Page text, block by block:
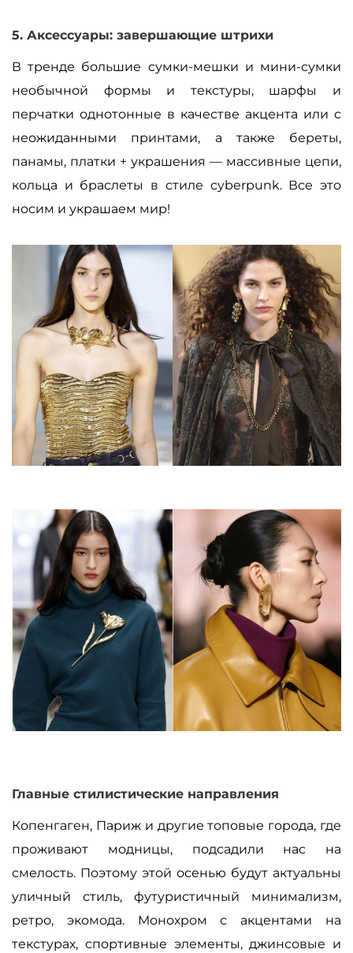
5. Аксессуары: завершающие штрихи
В тренде большие сумки-мешки и мини-сумки
необычной формы и текстуры, шарфы и
перчатки однотонные в качестве акцента или с
неожиданными принтами, а также береты,
панамы, платки + украшения — массивные цепи,
кольца и браслеты в стиле cyberpunk. Все это
носим и украшаем мир!
Главные стилистические направления
Копенгаген, Париж и другие топовые города, где
проживают модницы, подсадили нас на
смелость. Поэтому этой осенью будут актуальны
уличный стиль, футуристичный минимализм,
ретро, экомода. Монохром с акцентами на
текстурах, спортивные элементы, джинсовые и